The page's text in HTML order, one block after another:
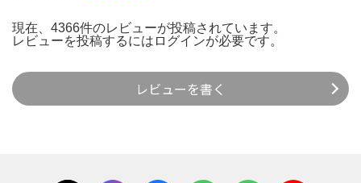
現在、4366件のレビューが投稿されています。
レビューを投稿するには ログインが必要です。
レビューを書く